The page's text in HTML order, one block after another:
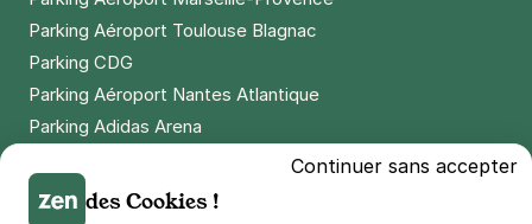
3 rue du Rhin
75019
4,6(429 avis)
3 €/heure, 27 €/jour,74 €/semaine
Parking Aéroport Toulouse Blagnac
Parking CDG
Parking Aéroport Nantes Atlantique
Parking Adidas Arena
Parking LDLC Arena
Continuer sans accepter
des Cookies !